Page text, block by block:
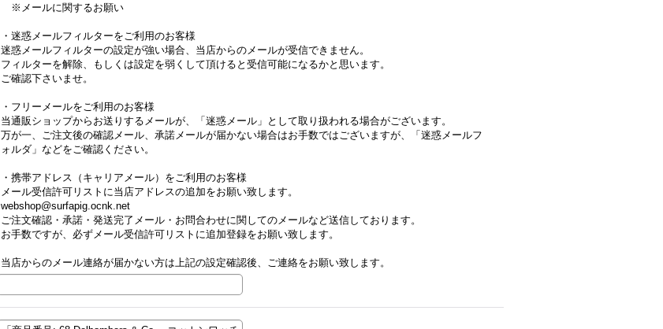
※メールに関するお願い
・迷惑メールフィルターをご利用のお客様
迷惑メールフィルターの設定が強い場合、当店からのメールが受信できません。
フィルターを解除、もしくは設定を弱くして頂けると受信可能になるかと思います。
ご確認下さいませ。
・フリーメールをご利用のお客様
当通販ショップからお送りするメールが、「迷惑メール」として取り扱われる場合がございます。
万が一、ご注文後の確認メール、承諾メールが届かない場合はお手数ではございますが、「迷惑メールフ
ォルダ」などをご確認ください。
・携帯アドレス（キャリアメール）をご利用のお客様
メール受信許可リストに当店アドレスの追加をお願い致します。
webshop@surfapig.ocnk.net
ご注文確認・承諾・発送完了メール・お問合わせに関してのメールなど送信しております。
お手数ですが、必ずメール受信許可リストに追加登録をお願い致します。
当店からのメール連絡が届かない方は上記の設定確認後、ご連絡をお願い致します。